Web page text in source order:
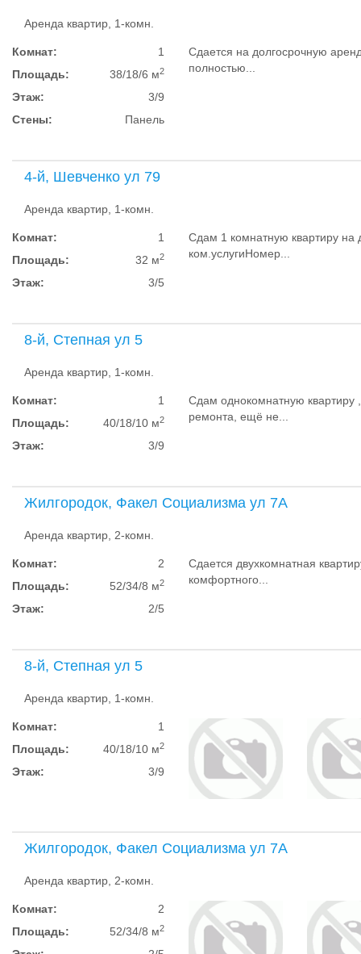
Аренда квартир, 1-комн.
Комнат:
1
Площадь:
38/18/6 м2
Этаж:
3/9
Стены:
Панель
Сдается на долгосрочную
полностью...
4-й, Шевченко ул 79
Аренда квартир, 1-комн.
Комнат:
1
Площадь:
32 м2
Этаж: 3/5
Сдам 1 комнатную квартиру на
ком.услугиНомер...
8-й, Степная ул 5
Аренда квартир, 1-комн.
Комнат:
1
Площадь:
40/18/10 м2
Этаж: 3/9
Сдам однокомнатную квартиру
ремонта, ещё не...
Жилгородок, Факел Социализма ул 7А
Аренда квартир, 2-комн.
Комнат:
2
Площадь:
52/34/8 м2
Этаж: 2/5
Сдается двухкомнатная
комфортного...
8-й, Степная ул 5
Аренда квартир, 1-комн.
Комнат:
1
Площадь:
40/18/10 м2
Этаж: 3/9
Жилгородок, Факел Социализма ул 7А
Аренда квартир, 2-комн.
Комнат:
2
Площадь:
52/34/8 м2